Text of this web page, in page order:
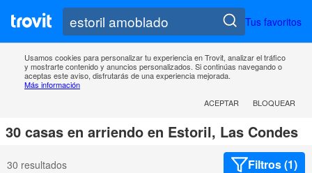
Tus favoritos
Usamos cookies para personalizar tu experiencia en Trovit, analizar el tráfico
y mostrarte contenido y anuncios personalizados. Si continúas navegando o
aceptas este aviso, disfrutarás de una experiencia mejorada.
Más información
ACEPTAR
BLOQUEAR
30 casas en arriendo en Estoril, Las Condes
30 resultados Filtros (1)